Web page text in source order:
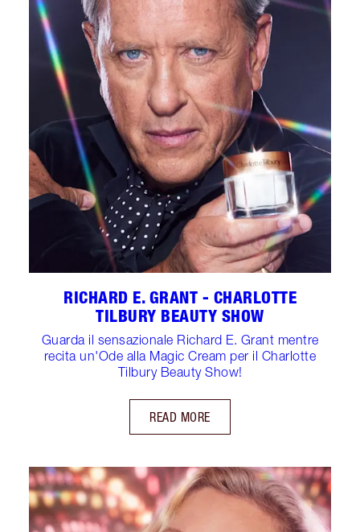
RICHARD E. GRANT - CHARLOTTE
TILBURY BEAUTY SHOW
Guarda il sensazionale Richard E. Grant mentre
recita un'Ode alla Magic Cream per il Charlotte
Tilbury Beauty Show!
READ MORE